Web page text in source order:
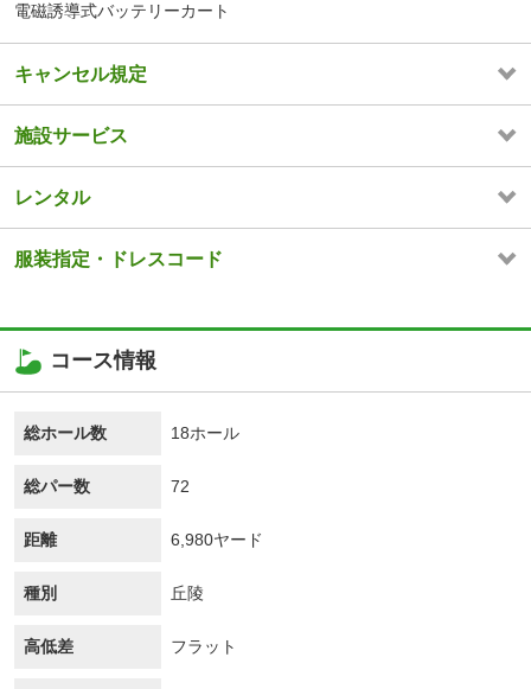
電磁誘導式バッテリーカート
キャンセル規定
施設サービス
レンタル
服装指定・ドレスコード
コース情報
総ホール数 18ホール
総パー数 72
距離 6,980ヤード
種別 丘陵
高低差 フラット